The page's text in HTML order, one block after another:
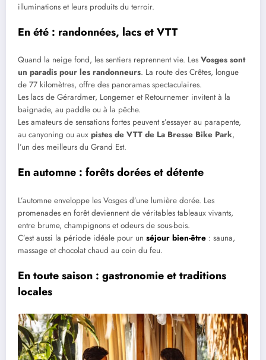
illuminations et leurs produits du terroir.
En été : randonnées, lacs et VTT
Quand la neige fond, les sentiers reprennent vie. Les Vosges sont
un paradis pour les randonneurs. La route des Crêtes, longue
de 77 kilomètres, offre des panoramas spectaculaires.
Les lacs de Gérardmer, Longemer et Retournemer invitent à la
baignade, au paddle ou à la pêche.
Les amateurs de sensations fortes peuvent s’essayer au parapente,
au canyoning ou aux pistes de VTT de La Bresse Bike Park,
l’un des meilleurs du Grand Est.
En automne : forêts dorées et détente
L’automne enveloppe les Vosges d’une lumière dorée. Les
promenades en forêt deviennent de véritables tableaux vivants,
entre brume, champignons et odeurs de sous-bois.
C’est aussi la période idéale pour un séjour bien-être : sauna,
massage et chocolat chaud au coin du feu.
En toute saison : gastronomie et traditions
locales